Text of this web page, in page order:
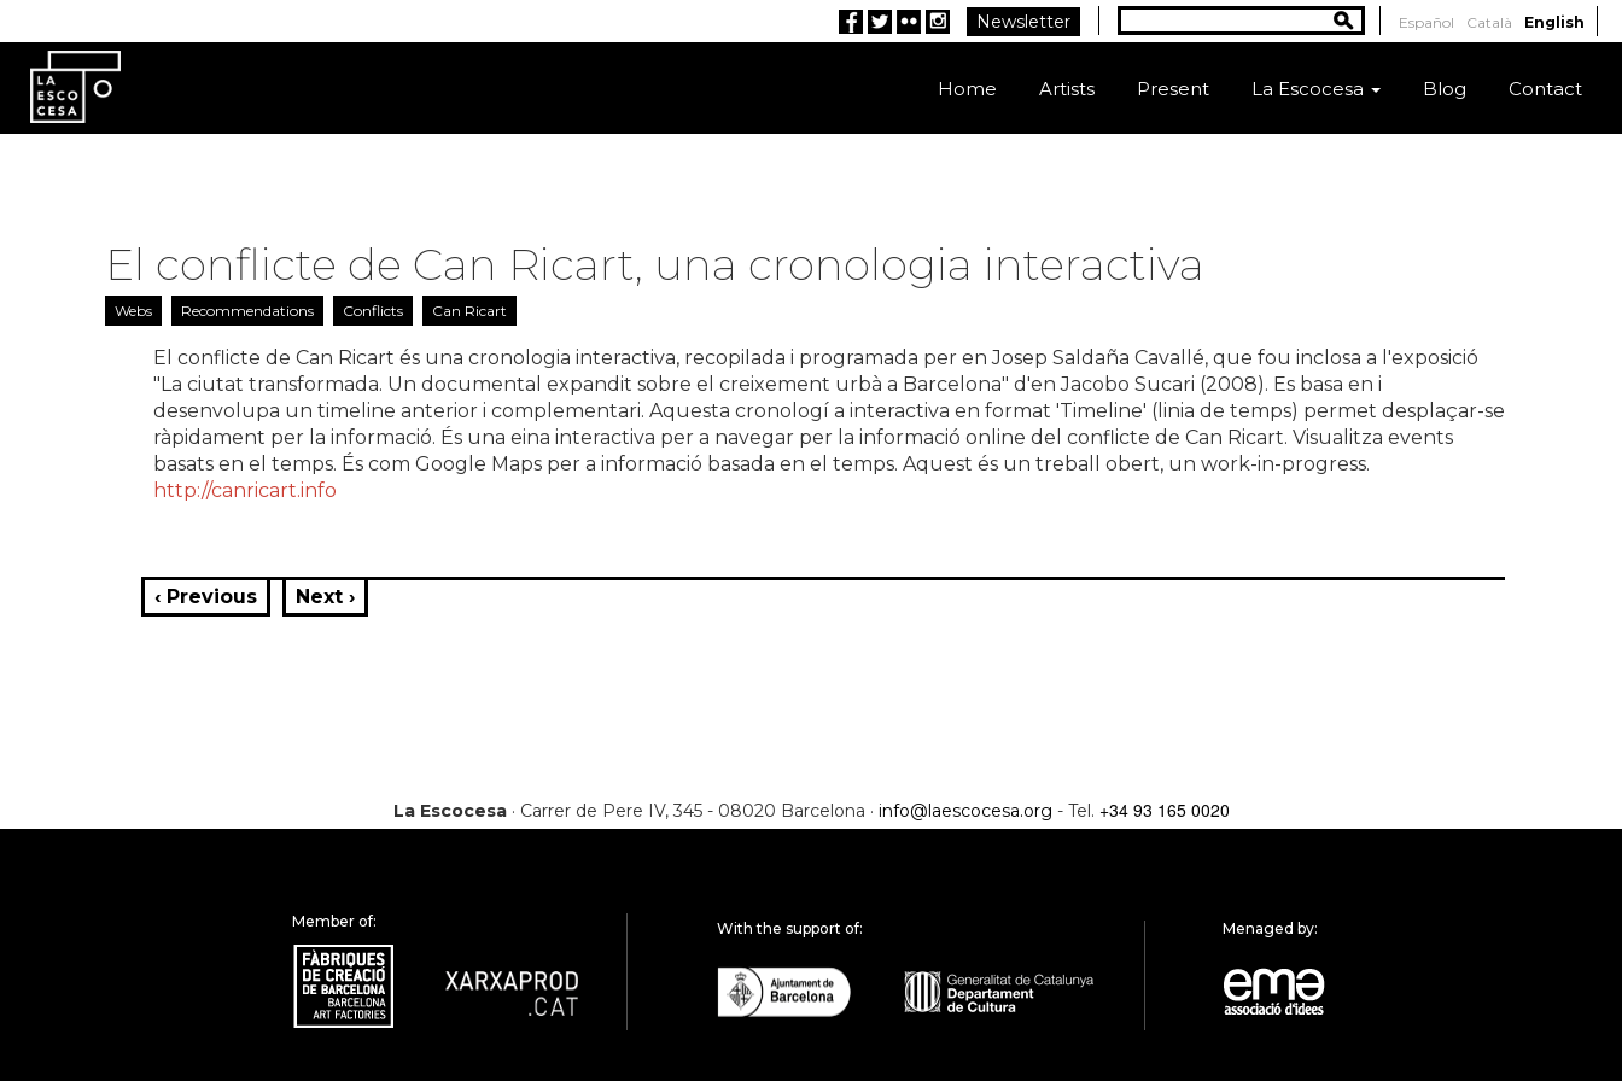
Español Català English
Search form
Newsletter
Facebook
Twitter
FlickrInstagram
Home Artists Present La Escocesa Blog Contact
El conflicte de Can Ricart, una cronologia interactiva
Webs Recommendations Conflicts Can Ricart
El conflicte de Can Ricart és una cronologia interactiva, recopilada i programada per en Josep Saldaña Cavallé, que fou inclosa a l'exposició
"La ciutat transformada. Un documental expandit sobre el creixement urbà a Barcelona" d'en Jacobo Sucari (2008). Es basa en i
desenvolupa un timeline anterior i complementari. Aquesta cronologí a interactiva en format 'Timeline' (linia de temps) permet desplaçar-se
ràpidament per la informació. És una eina interactiva per a navegar per la informació online del conflicte de Can Ricart. Visualitza events
basats en el temps. És com Google Maps per a informació basada en el temps. Aquest és un treball obert, un work-in-progress.
http://canricart.info
‹ Previous Next ›
La Escocesa· Carrer de Pere IV, 345 - 08020 Barcelona · info@laescocesa.org - Tel. +34 93 165 0020
Member of: With the support of: Menaged by: